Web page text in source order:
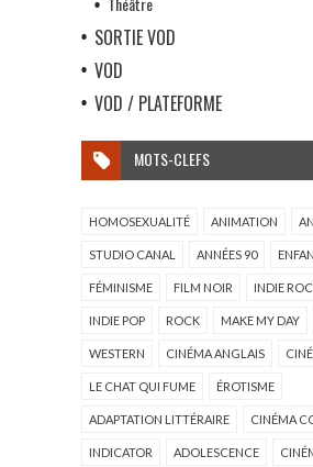
SORTIE VOD
VOD
VOD / PLATEFORME
MOTS-CLEFS
HOMOSEXUALITÉ ANIMATION
STUDIO CANAL ANNÉES 90
FÉMINISME FILM NOIR INDIE
INDIE POP ROCK MAKE MY DAY
WESTERN CINÉMA ANGLAIS
LE CHAT QUI FUME ÉROTISME
ADAPTATION LITTÉRAIRE CINÉMA
INDICATOR ADOLESCENCE